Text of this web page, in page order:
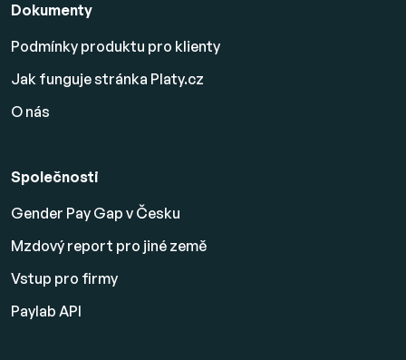
Dokumenty
Podmínky produktu pro klienty
Jak funguje stránka Platy.cz
O nás
Společnosti
Gender Pay Gap v Česku
Mzdový report pro jiné země
Vstup pro firmy
Paylab API